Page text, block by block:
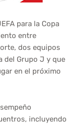
para la Copa
entre
dos equipos
del Grupo J y que
en el próximo
incluyendo